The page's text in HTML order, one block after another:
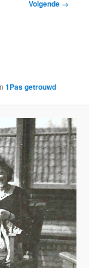
Volgende →
1Pas getrouwd